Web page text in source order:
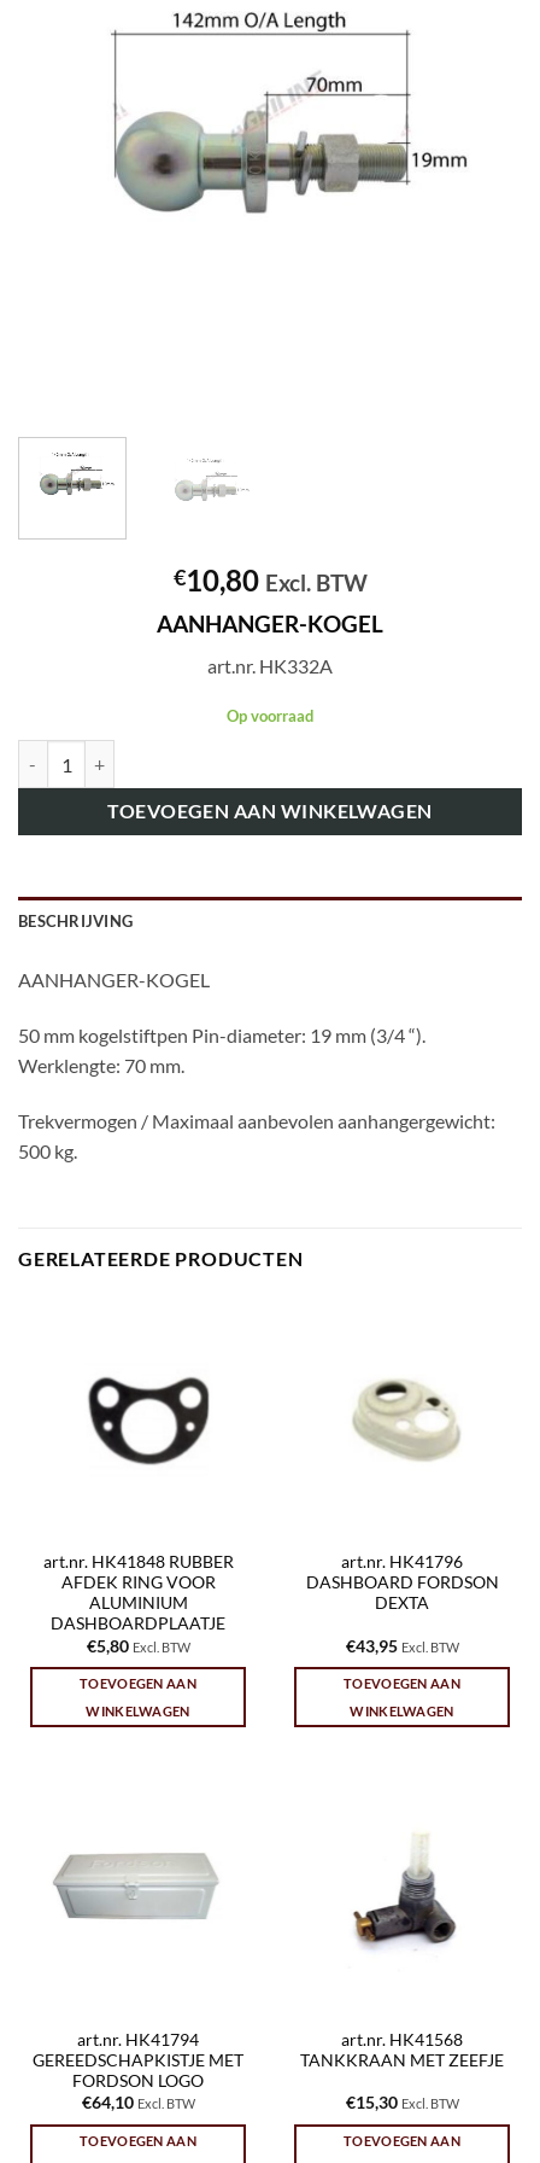
€10,80 Excl. BTW
AANHANGER-KOGEL
art.nr. HK332A
Op voorraad
TOEVOEGEN AAN WINKELWAGEN
BESCHRIJVING
AANHANGER-KOGEL
50 mm kogelstiftpen Pin-diameter: 19 mm (3/4 “).
Werklengte: 70 mm.
Trekvermogen / Maximaal aanbevolen aanhangergewicht:
500 kg.
GERELATEERDE PRODUCTEN
art.nr. HK41848 RUBBER
AFDEK RING VOOR
ALUMINIUM
DASHBOARDPLAATJE
€5,80 Excl. BTW
TOEVOEGEN AAN
WINKELWAGEN
art.nr. HK41796
DASHBOARD FORDSON
DEXTA
€43,95 Excl. BTW
TOEVOEGEN AAN
WINKELWAGEN
art.nr. HK41794
GEREEDSCHAPKISTJE MET
FORDSON LOGO
€64,10 Excl. BTW
TOEVOEGEN AAN
art.nr. HK41568
TANKKRAAN MET ZEEFJE
€15,30 Excl. BTW
TOEVOEGEN AAN